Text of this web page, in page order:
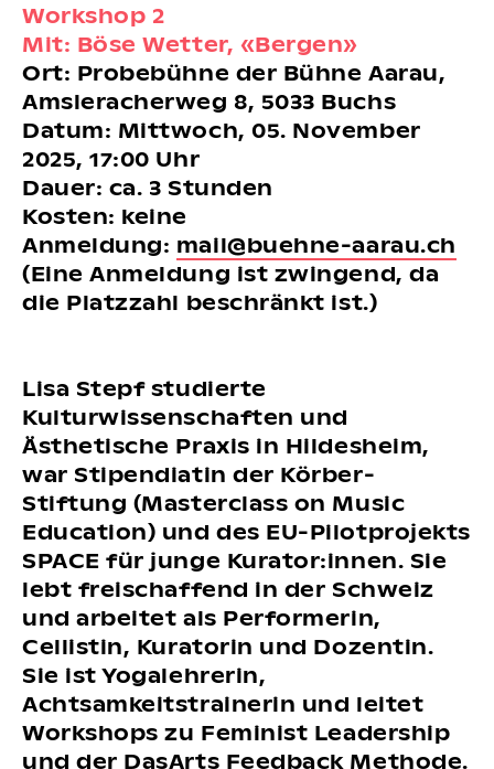
Workshop 2
Mit: Böse Wetter, «Bergen»
Ort: Probebühne der Bühne Aarau,
Amsleracherweg 8, 5033 Buchs
Datum: Mittwoch, 05. November
2025, 17:00 Uhr
Dauer: ca. 3 Stunden
Kosten: keine
Anmeldung: mail@buehne-aarau.ch
(Eine Anmeldung ist zwingend, da
die Platzzahl beschränkt ist.)
Lisa Stepf studierte
Kulturwissenschaften und
Ästhetische Praxis in Hildesheim,
war Stipendiatin der Körber-
Stiftung (Masterclass on Music
Education) und des EU-Pilotprojekts
SPACE für junge Kurator:innen. Sie
lebt freischaffend in der Schweiz
und arbeitet als Performerin,
Cellistin, Kuratorin und Dozentin.
Sie ist Yogalehrerin,
Achtsamkeitstrainerin und leitet
Workshops zu Feminist Leadership
und der DasArts Feedback Methode.